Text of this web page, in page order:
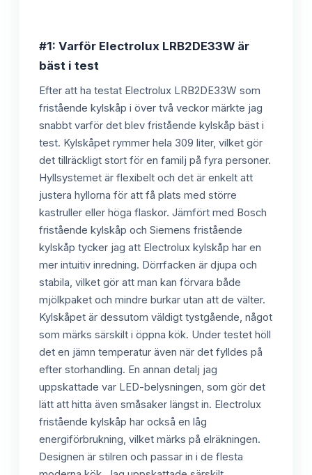
#1: Varför Electrolux LRB2DE33W är
bäst i test
Efter att ha testat Electrolux LRB2DE33W som
fristående kylskåp i över två veckor märkte jag
snabbt varför det blev fristående kylskåp bäst i
test. Kylskåpet rymmer hela 309 liter, vilket gör
det tillräckligt stort för en familj på fyra personer.
Hyllsystemet är flexibelt och det är enkelt att
justera hyllorna för att få plats med större
kastruller eller höga flaskor. Jämfört med Bosch
fristående kylskåp och Siemens fristående
kylskåp tycker jag att Electrolux kylskåp har en
mer intuitiv inredning. Dörrfacken är djupa och
stabila, vilket gör att man kan förvara både
mjölkpaket och mindre burkar utan att de välter.
Kylskåpet är dessutom väldigt tystgående, något
som märks särskilt i öppna kök. Under testet höll
det en jämn temperatur även när det fylldes på
efter storhandling. En annan detalj jag
uppskattade var LED-belysningen, som gör det
lätt att hitta även småsaker längst in. Electrolux
fristående kylskåp har också en låg
energiförbrukning, vilket märks på elräkningen.
Designen är stilren och passar in i de flesta